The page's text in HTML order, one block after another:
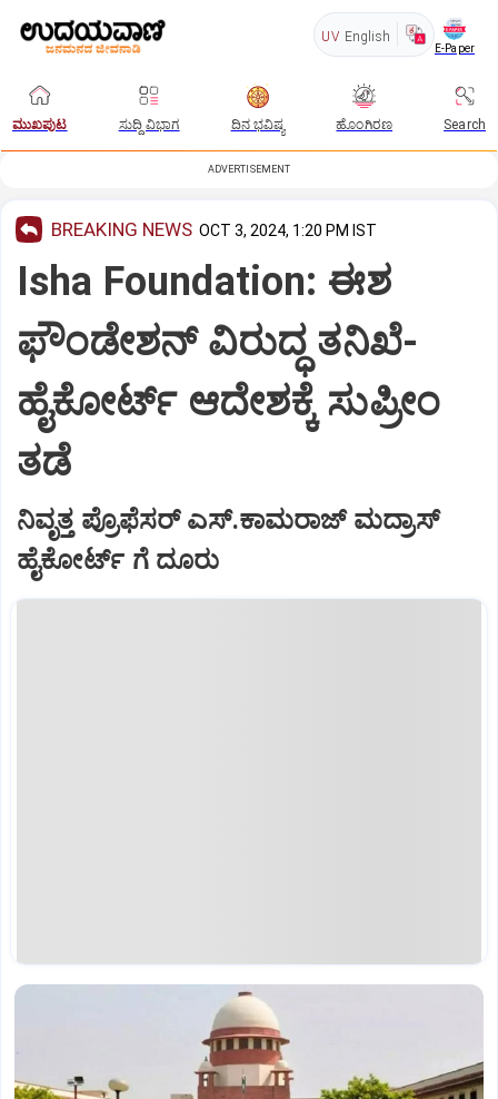
UV English
E-Paper
ಮುಖಪುಟ ಸುದ್ದಿ ವಿಭಾಗ ದಿನ ಭವಿಷ್ಯ ಹೊಂಗಿರಣ Search
ADVERTISEMENT
BREAKING NEWS OCT 3, 2024, 1:20 PM IST
Isha Foundation: ಈಶ
ಫೌಂಡೇಶನ್‌ ವಿರುದ್ಧ ತನಿಖೆ-
ಹೈಕೋರ್ಟ್‌ ಆದೇಶಕ್ಕೆ ಸುಪ್ರೀಂ
ತಡೆ
ನಿವೃತ್ತ ಪ್ರೊಫೆಸರ್‌ ಎಸ್.ಕಾಮರಾಜ್‌ ಮದ್ರಾಸ್‌
ಹೈಕೋರ್ಟ್‌ ಗೆ ದೂರು